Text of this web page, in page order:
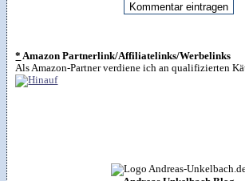
* Amazon Partnerlink/Affiliatelinks/Werbelinks
Als Amazon-Partner verdiene ich an qualifizierten